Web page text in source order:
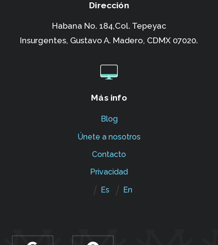
Dirección
Habana No. 184,Col. Tepeyac
Insurgentes, Gustavo A. Madero, CDMX 07020.
Más info
Blog
Únete a nosotros
Contacto
Privacidad
Es
En